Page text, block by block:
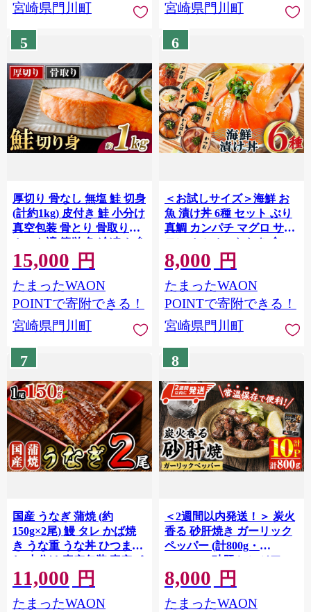
宮崎県門川町 宮崎県門川町
5
厚切り 骨なし 無塩 鮭 切身
(計約1kg) 皮付き 鮭 小分け
真空包装 骨とり 骨取り済
カット済 簡単 魚 冷凍 お弁
当【AW-120】【丸正水
産】
15,000 円
たまったWAON
POINTで寄附できる！
宮崎県門川町
6
＜お試しサイズ＞海鮮 お
魚 漬け丼 6種 セット ぶり
真鯛 カンパチ マグロ サー
モン カツオのたたき 食べ
比べ 簡単 便利 小分け 個包
装 まだい 鰤 鮪 鰹 お取り
寄せ 海鮮丼 時短 【UZ-
16】【請関水産】
8,000 円
たまったWAON
POINTで寄附できる！
宮崎県門川町
7
国産 うなぎ 蒲焼 (約
150g×2尾) 鰻 タレ かば焼
き うな重 うな丼 ひつまぶ
し 小分け 真空包装 真空パ
ック 【AW-92】【丸正水
産】
11,000 円
たまったWAON
8
＜2週間以内発送！＞ 炭火
香る 砂肝焼き ガーリック
ペッパー (計800g・
80g×10P) 砂肝 レンジアッ
プ 湯煎 小分け レトルト に
んにく 惣菜 簡単調理 BBQ
鶏肉 常温 常温保存 おつま
8,000 円
たまったWAON